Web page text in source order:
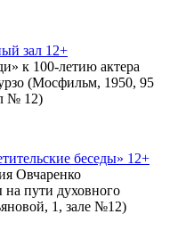
зал 12+
к 100-летию актера
(Мосфильм, 1950, 95
№ 12)
беседы» 12+
Овчаренко
на пути духовного
1, зале №12)